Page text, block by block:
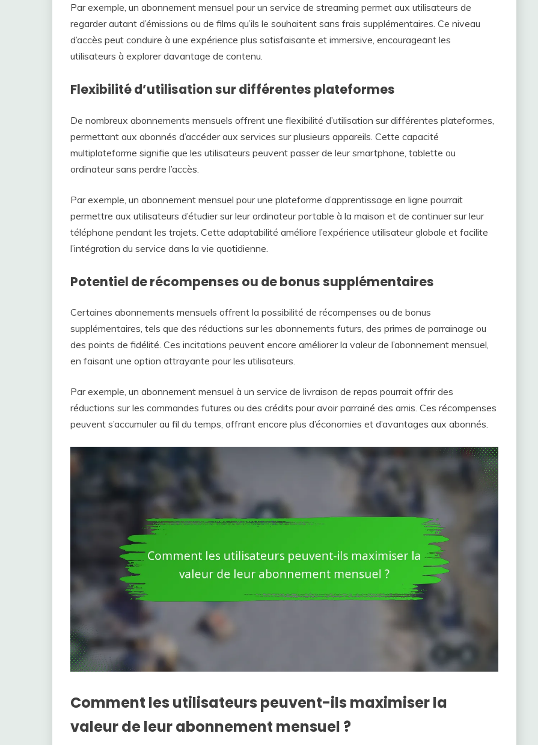
Par exemple, un abonnement mensuel pour un service de streaming permet aux utilisateurs de
regarder autant d’émissions ou de films qu’ils le souhaitent sans frais supplémentaires. Ce niveau
d’accès peut conduire à une expérience plus satisfaisante et immersive, encourageant les
utilisateurs à explorer davantage de contenu.
Flexibilité d’utilisation sur différentes plateformes
De nombreux abonnements mensuels offrent une flexibilité d’utilisation sur différentes plateformes,
permettant aux abonnés d’accéder aux services sur plusieurs appareils. Cette capacité
multiplateforme signifie que les utilisateurs peuvent passer de leur smartphone, tablette ou
ordinateur sans perdre l’accès.
Par exemple, un abonnement mensuel pour une plateforme d’apprentissage en ligne pourrait
permettre aux utilisateurs d’étudier sur leur ordinateur portable à la maison et de continuer sur leur
téléphone pendant les trajets. Cette adaptabilité améliore l’expérience utilisateur globale et facilite
l’intégration du service dans la vie quotidienne.
Potentiel de récompenses ou de bonus supplémentaires
Certaines abonnements mensuels offrent la possibilité de récompenses ou de bonus
supplémentaires, tels que des réductions sur les abonnements futurs, des primes de parrainage ou
des points de fidélité. Ces incitations peuvent encore améliorer la valeur de l’abonnement mensuel,
en faisant une option attrayante pour les utilisateurs.
Par exemple, un abonnement mensuel à un service de livraison de repas pourrait offrir des
réductions sur les commandes futures ou des crédits pour avoir parrainé des amis. Ces récompenses
peuvent s’accumuler au fil du temps, offrant encore plus d’économies et d’avantages aux abonnés.
Comment les utilisateurs peuvent-ils maximiser la
valeur de leur abonnement mensuel ?